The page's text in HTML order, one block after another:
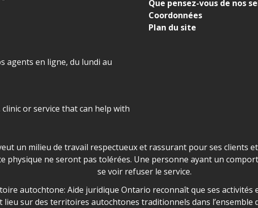
agents en ligne, du lundi au
or service that can help with
Que pensez-vous de nos
Coordonnées
Plan du site
dans les locaux d'AJO.
un milieu de travail respectueux et rassurant pour ses clients
physique ne seront pas tolérées. Une personne ayant un
se voir refuser le service.
autochtone: Aide juridique Ontario reconnaît que ses activités
sur des territoires autochtones traditionnels dans l’ensemble